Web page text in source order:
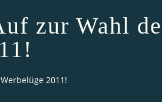
zur Wahl
2011!